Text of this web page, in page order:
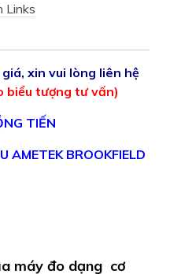
Links
xin vui lòng liên hệ
biểu tượng tư vấn)
TIẾN
AMETEK BROOKFIELD
máy đo dạng cơ